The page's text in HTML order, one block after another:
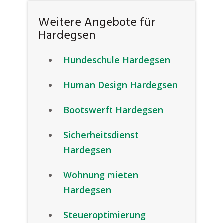
Weitere Angebote für
Hardegsen
Hundeschule Hardegsen
Human Design Hardegsen
Bootswerft Hardegsen
Sicherheitsdienst
Hardegsen
Wohnung mieten
Hardegsen
Steueroptimierung